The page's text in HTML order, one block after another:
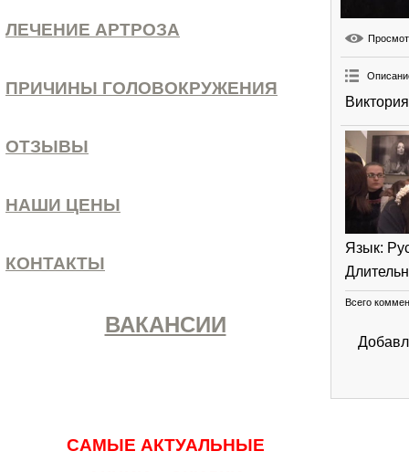
ЛЕЧЕНИЕ АРТРОЗА
ПРИЧИНЫ ГОЛОВОКРУЖЕНИЯ
ОТЗЫВЫ
НАШИ ЦЕНЫ
КОНТАКТЫ
ВАКАНСИИ
САМЫЕ АКТУАЛЬНЫЕ
Язык:
Всего